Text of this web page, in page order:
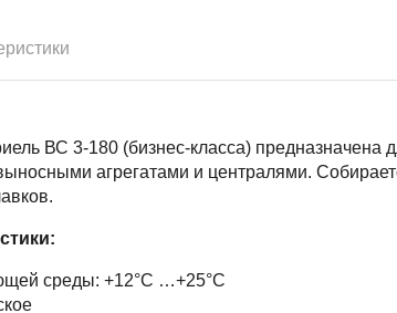
ВС 3-180 (бизнес-класса) предназначена
агрегатами и централями.
среды: +12°С …+25°С